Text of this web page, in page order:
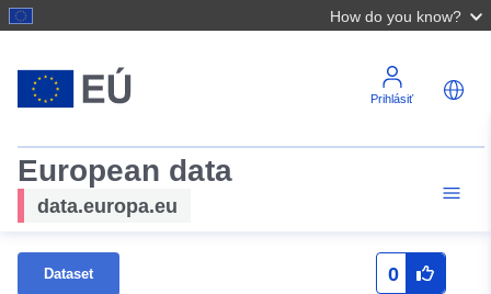
How do you know?
Prihlásiť
European data
data.europa.eu
Dataset 0